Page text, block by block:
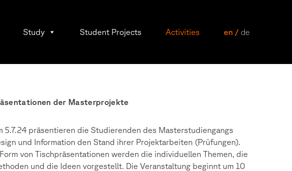
Study Student Projects Activities en / de
der Masterprojekte
5.7.24 präsentieren die Studierenden des Masterstudiengangs
und Information den Stand ihrer Projektarbeiten (Prüfungen).
von Tischpräsentationen werden die individuellen Themen, die
und die Ideen vorgestellt. Die Veranstaltung beginnt um 10